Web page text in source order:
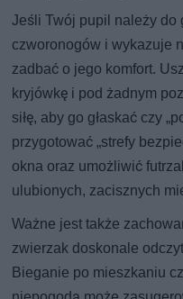
Jeśli Twój pupil należy do
czworonogów i wykazuje
zadbać o jego komfort.
kryjówkę i pod żadnym
siłę, aby go głaskać czy
przygotować „strefy
okna oraz umożliwić
ulubionych, zacisznych
Ważne jest także
zwierzak doskonale
Bieganie po mieszkaniu